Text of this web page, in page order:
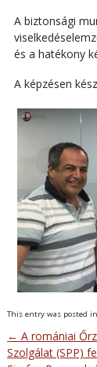
A biztonsági
és a hatékony
A képzésen
This entry was posted in
Post
← A romániai
Szolgálat (SPP)